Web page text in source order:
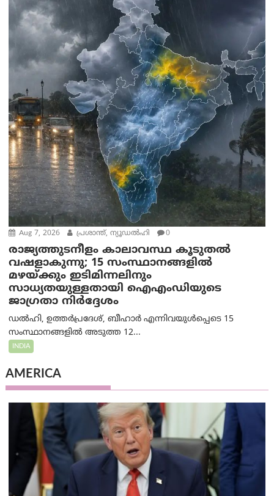
Aug 7, 2026 പ്രശാന്ത്, ന്യൂഡല്‍ഹി 0
രാജ്യത്തുടനീളം കാലാവസ്ഥ കൂടുതൽ
വഷളാകുന്നു; 15 സംസ്ഥാനങ്ങളിൽ
മഴയ്ക്കും ഇടിമിന്നലിനും
സാധ്യതയുള്ളതായി ഐഎംഡിയുടെ
ജാഗ്രതാ നിർദ്ദേശം
ഡൽഹി, ഉത്തർപ്രദേശ്, ബീഹാർ എന്നിവയുൾപ്പെടെ 15
സംസ്ഥാനങ്ങളിൽ അടുത്ത 12...
INDIA
AMERICA